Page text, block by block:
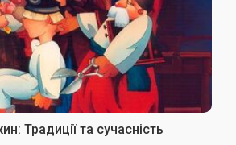
Традиції та сучасність